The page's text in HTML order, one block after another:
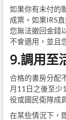
如果你有未付的
成票。如果IRS
您無法撤回金錢
不會適用，並且
9.調用至
合格的書房分配
月11日之後至少
役或國民衛隊成
在某些情況下，